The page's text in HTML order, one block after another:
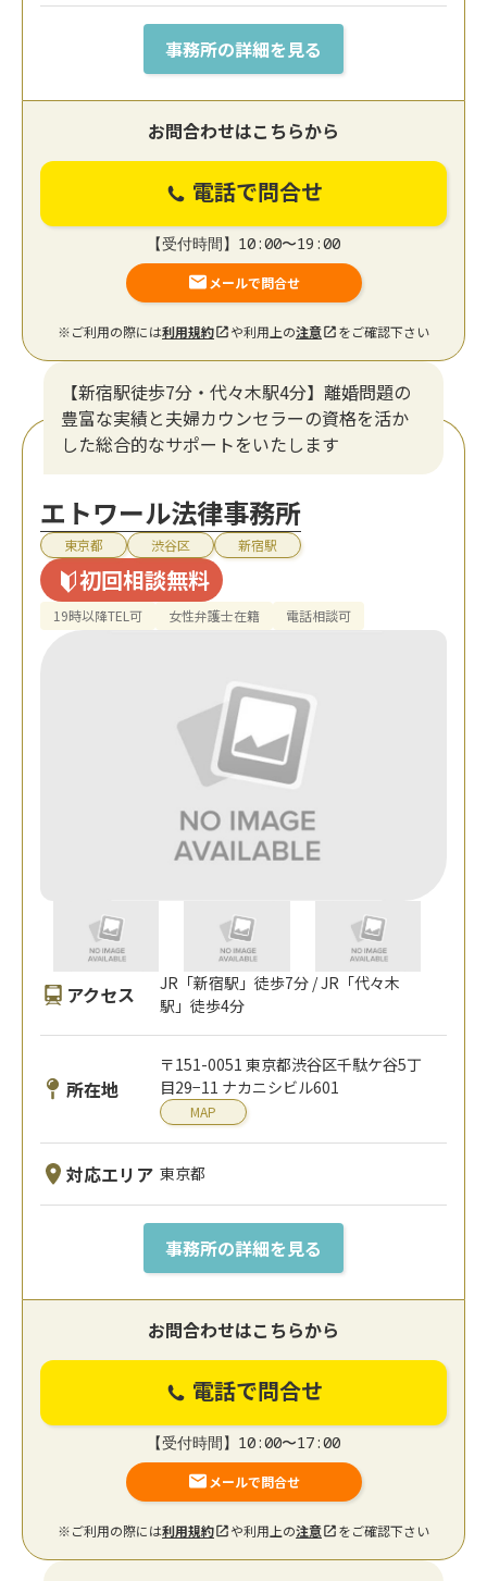
事務所の詳細を見る
お問合わせはこちらから
電話で問合せ
【受付時間】10:00〜19:00
メールで問合せ
※ご利用の際には利用規約 や利用上の注意 をご確認下さい
【新宿駅徒歩7分・代々木駅4分】離婚問題の
豊富な実績と夫婦カウンセラーの資格を活か
した総合的なサポートをいたします
エトワール法律事務所
東京都 渋谷区 新宿駅
初回相談無料
19時以降TEL可 女性弁護士在籍 電話相談可
アクセス
JR「新宿駅」徒歩7分 / JR「代々木
駅」徒歩4分
所在地
〒151-0051 東京都渋谷区千駄ケ谷5丁
目29−11 ナカニシビル601
MAP
対応エリア 東京都
事務所の詳細を見る
お問合わせはこちらから
電話で問合せ
【受付時間】10:00〜17:00
メールで問合せ
※ご利用の際には利用規約 や利用上の注意 をご確認下さい